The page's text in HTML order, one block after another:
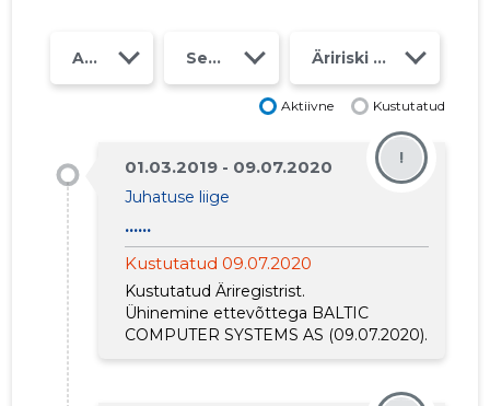
Aasta Seosed Äririski klass
Aktiivne Kustutatud
01.03.2019 - 09.07.2020
Juhatuse liige
......
Kustutatud 09.07.2020
Kustutatud Äriregistrist.
Ühinemine ettevõttega BALTIC
COMPUTER SYSTEMS AS (09.07.2020).
!